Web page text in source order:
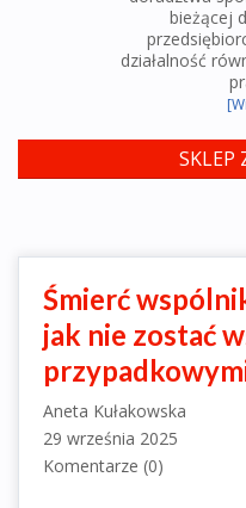
bieżącej
działalność
SKLEP
Śmierć
jak nie zostać
Aneta Kułakowska
29 września 2025
Komentarze (0)